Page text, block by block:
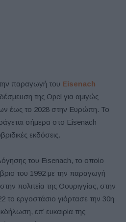
παραγωγή του Eisenach
της Opel για αμιγώς
έως το 2028 στην Ευρώπη. Το
σήμερα στο Eisenach
εκδόσεις.
του Eisenach, το οποίο
του 1992 με την παραγωγή
πολιτεία της Θουριγγίας, στην
το εργοστάσιο γιόρτασε την 30η
επ’ ευκαιρία της